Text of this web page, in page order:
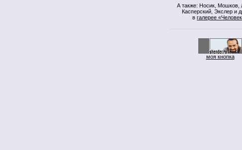
А также: Носик, Мошков,
Касперский, Экслер и
в галерее
моя кнопка